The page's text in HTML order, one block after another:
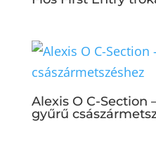
Alexis O C-Section
gyűrű